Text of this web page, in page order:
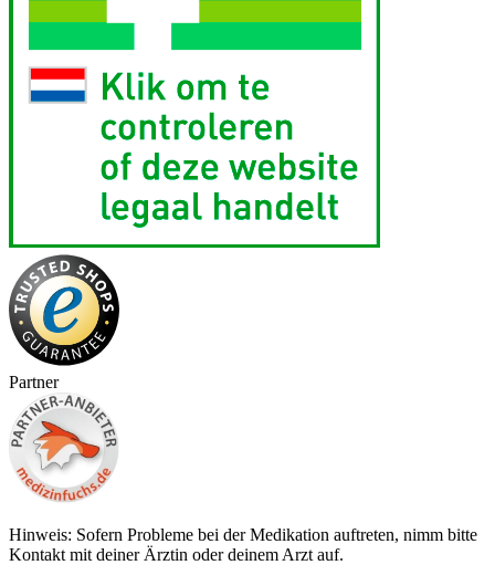
Partner
Hinweis: Sofern Probleme bei der Medikation auftreten, nimm bitte
Kontakt mit deiner Ärztin oder deinem Arzt auf.